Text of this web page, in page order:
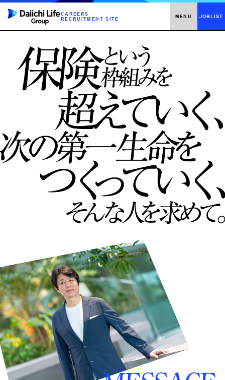
CAREERS
RECRUITMENT SITE
MENU JOBLIST